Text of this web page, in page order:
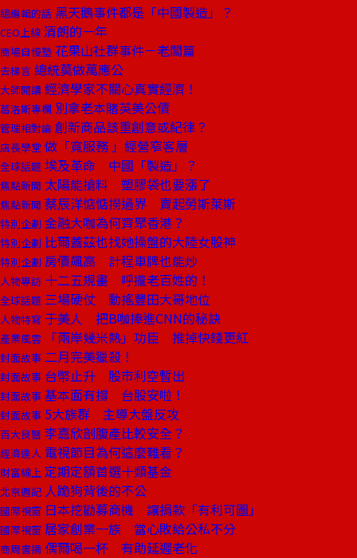
總編輯的話 黑天鵝事件都是「中國製造」？
CEO上線 清朗的一年
商場自慢塾 花果山社群事件－老闆篇
去梯言 總統莫做萬應公
大師開講 經濟學家不關心真實經濟！
葛洛斯專欄 別拿老本賭英美公債
管理相對論 創新商品該重創意或紀律？
店長學堂 做「寬服務 」經營窄客層
全球話題 埃及革命 中國「製造」？
焦點新聞 太陽能搶料 塑膠袋也要漲了
焦點新聞 蔡辰洋惦惦撈過界 賣起勞斯萊斯
特別企劃 金融大咖為何齊聚香港？
特別企劃 比爾蓋茲也找她操盤的大陸女股神
特別企劃 房價飆高 計程車牌也能炒
人物專訪 十二五規畫 呼攏老百姓的！
全球話題 三場硬仗 動搖豐田大哥地位
人物特寫 于美人 把B咖捧進CNN的秘訣
產業風雲 「兩岸幾米熱」功臣 推掉快錢更紅
封面故事 二月完美獵殺！
封面故事 台幣止升 股市利空暫出
封面故事 基本面有撐 台股安啦！
封面故事 5大族群 主導大盤反攻
百大良醫 李嘉欣剖腹產比較安全？
經濟達人 電視節目為何這麼難看？
財富線上 定期定額首選十類基金
北京週記 人跪狗背後的不公
國際視窗 日本挖勸募商機 讓捐款「有利可圖」
國際視窗 居家創業一族 當心敗給公私不分
商周書摘 偶爾喝一杯 有助延遲老化